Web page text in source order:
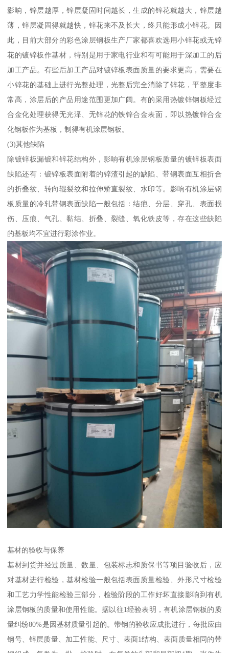
影响，锌层越厚，锌层凝固时间越长，生成的锌花就越大，锌层越
薄，锌层凝固得就越快，锌花来不及长大，终只能形成小锌花。因
此，目前大部分的彩色涂层钢板生产厂家都喜欢选用小锌花或无锌
花的镀锌板作基材，特别是用于家电行业和有可能用于深加工的后
加工产品。有些后加工产品对镀锌板表面质量的要求更高，需要在
小锌花的基础上进行光整处理，光整后完全消除了锌花，平整度非
常高，涂层后的产品用途范围更加广阔。有的采用热镀锌钢板经过
合金化处理获得无光泽、无锌花的铁锌合金表面，即以热镀锌合金
化钢板作为基板，制得有机涂层钢板。
(3)其他缺陷
除镀锌板漏镀和锌花结构外，影响有机涂层钢板质量的镀锌板表面
缺陷还有：镀锌板表面附着的锌渣引起的缺陷、带钢表面互相折合
的折叠纹、转向辊裂纹和拉伸矫直裂纹、水印等。影响有机涂层钢
板质量的冷轧带钢表面缺陷一般包括：结疤、分层、穿孔、表面损
伤、压痕、气孔、黏结、折叠、裂缝、氧化铁皮等，存在这些缺陷
的基板均不宜进行彩涂作业。
基材的验收与保养
基材到货并经过质量、数量、包装标志和质保书等项目验收后，应
对基材进行检验，基材检验一般包括表面质量检验、外形尺寸检验
和工艺力学性能检验三部分，检验阶段的工作好坏直接影响到有机
涂层钢板的质量和使用性能。据以往1经验表明，有机涂层钢板的质
量纠纷80%是因基材质量引起的。带钢的验收应成批进行，每批应由
钢号、锌层质量、加工性能、尺寸、表面1结构、表面质量相同的带